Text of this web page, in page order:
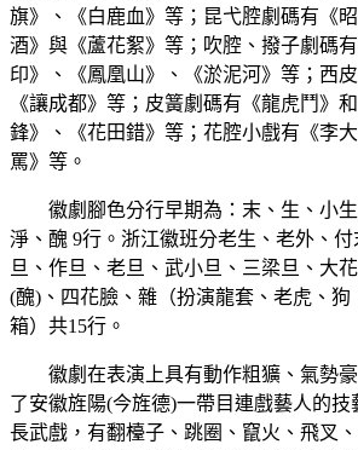
旗》、《白鹿血》等；昆弋腔劇碼有《
酒》與《蘆花絮》等；吹腔、撥子劇碼
印》、《鳳凰山》、《淤泥河》等；西
《讓成都》等；皮簧劇碼有《龍虎鬥》
鋒》、《花田錯》等；花腔小戲有《李
罵》等。
徽劇腳色分行早期為：末、生、小
淨、醜 9行。浙江徽班分老生、老外、
旦、作旦、老旦、武小旦、三梁旦、大
(醜)、四花臉、雜（扮演龍套、老虎、狗
箱）共15行。
徽劇在表演上具有動作粗獷、氣勢
了安徽旌陽(今旌德)一帶目連戲藝人的技
長武戲，有翻檯子、跳圈、竄火、飛叉